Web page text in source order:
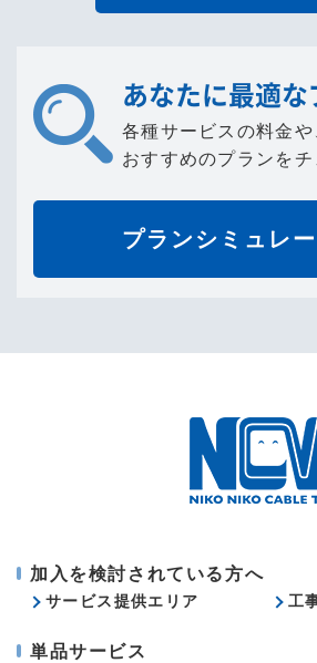
あなたに最適な
各種サービスの料金や
おすすめのプランをチ
プランシミュレ
加入を検討されている方へ
サービス提供エリア 工
単品サービス